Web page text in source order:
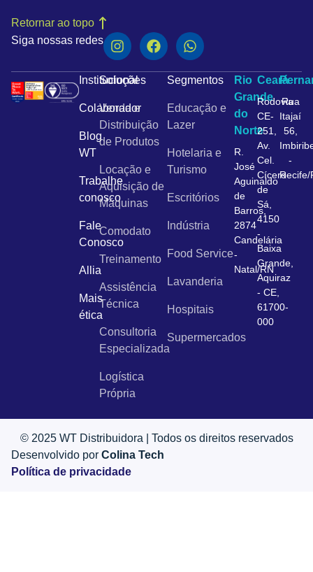
Siga nossas redes
Retornar ao topo
Institucional
Colaborador
Blog
WT
Trabalhe
conosco
Fale
Conosco
Allia
Mais
ética
Soluções
Venda e
Distribuição
de Produtos
Locação e
Aquisição de
Máquinas
Comodato
Treinamento
Assistência
Técnica
Consultoria
Especializada
Logística
Própria
Segmentos
Educação e
Lazer
Hotelaria e
Turismo
Escritórios
Indústria
Food Service
Lavanderia
Hospitais
Supermercados
Rio
Grande
do
Norte
R.
José
Aguinaldo
de
Barros,
2874
Candelária
-
Natal/RN
Ceará
Rodovia
CE-
251,
Av.
Cel.
Cícero
de
Sá,
4150
-
Baixa
Grande,
Aquiraz
- CE,
61700-
000
Rua
Itajaí
56,
-
Recife/
© 2025 WT Distribuidora | Todos os direitos reservados
Desenvolvido por Colina Tech
Política de privacidade